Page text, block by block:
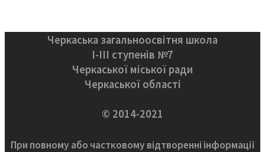
Черкаська загальноосвітня школа
І-ІІІ ступенів №7
Черкаської міської ради
Черкаської області
© 2014-2021
При повному або частковому відтворенні інформації